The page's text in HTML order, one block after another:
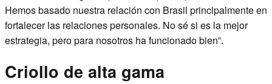
Hemos basado nuestra relación con Brasil principalmente en
fortalecer las relaciones personales. No sé si es la mejor
estrategia, pero para nosotros ha funcionado bien”.
Criollo de alta gama